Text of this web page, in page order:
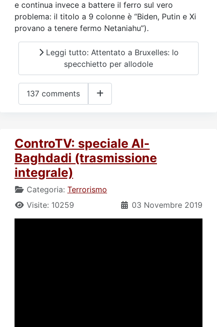
e continua invece a battere il ferro sul vero
problema: il titolo a 9 colonne è “Biden, Putin e Xi
provano a tenere fermo Netaniahu”).
Leggi tutto: Attentato a Bruxelles: lo
specchietto per allodole
137 comments
ControTV: speciale Al-
Baghdadi (trasmissione
integrale)
Categoria: Terrorismo
03 Novembre 2019
Visite: 10259